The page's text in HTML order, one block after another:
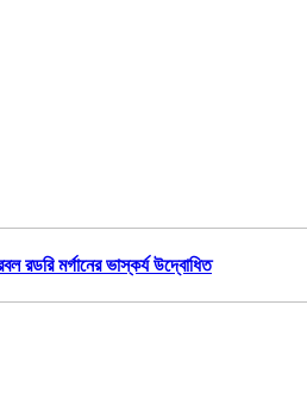
রডরি মর্গানের ভাস্কর্য উদ্বোধিত